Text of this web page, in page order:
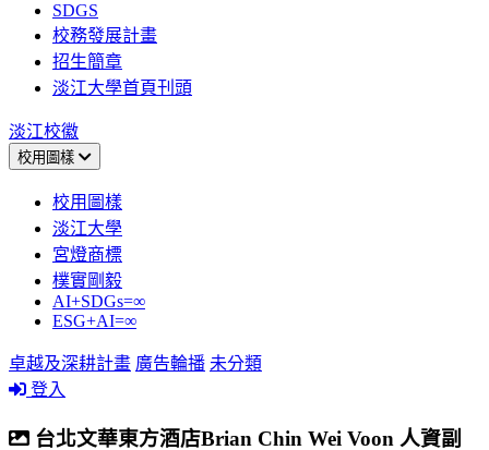
SDGS
校務發展計畫
招生簡章
淡江大學首頁刊頭
淡江校徽
校用圖樣
校用圖樣
淡江大學
宮燈商標
樸實剛毅
AI+SDGs=∞
ESG+AI=∞
卓越及深耕計畫 廣告輪播 未分類
登入
台北文華東方酒店Brian Chin Wei Voon 人資副